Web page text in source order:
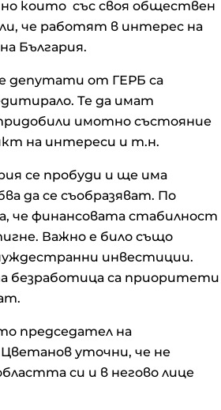
но които със своя обществен
че работят в интерес на
България.
депутати от ГЕРБ са
Те да имат
имотно състояние
на интереси и т.н.
се пробуди и ще има
да се съобразяват. По
че финансовата стабилност
Важно е било също
инвестиции.
безработица са приоритети
председател на
уточни, че не
си и в негово лице
Финландия разработи пясъчна
батерия, в която няма
редкоземни елементи
трансформират от жертви на
съветския режим в технологични